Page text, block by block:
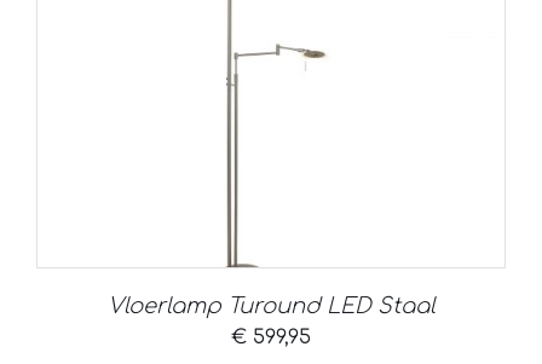
Vloerlamp Turound LED Staal
€ 599,95